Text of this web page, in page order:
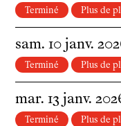
Terminé Plus de
sam. 10 janv.
Terminé Plus de
mar. 13 janv.
Terminé Plus de